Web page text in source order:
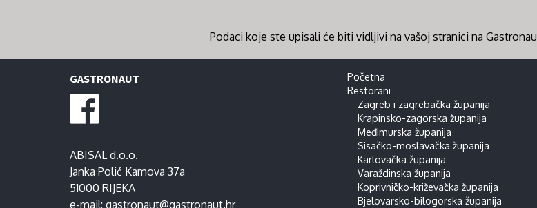
Podaci koje ste upisali će biti vidljivi na vašoj stranici na
GASTRONAUT
ABISAL d.o.o.
Janka Polić Kamova 37a
51000 RIJEKA
e-mail: gastronaut@gastronaut.hr
Početna
Restorani
Zagreb i zagrebačka županija
Krapinsko-zagorska županija
Međimurska županija
Sisačko-moslavačka županija
Karlovačka županija
Varaždinska županija
Koprivničko-križevačka županija
Bjelovarsko-bilogorska županija